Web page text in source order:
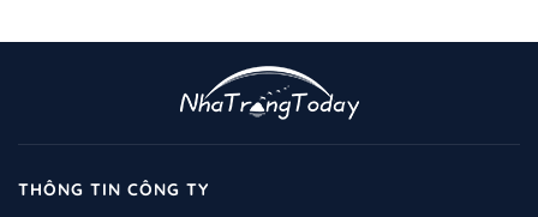
THÔNG TIN CÔNG TY